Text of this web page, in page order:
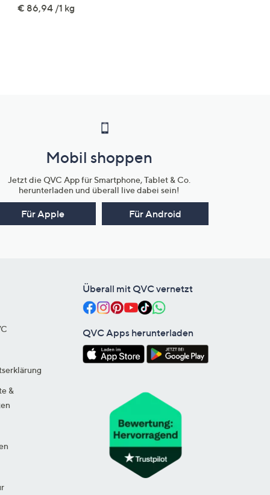
€ 86,94 /1 kg
Mobil shoppen
Jetzt die QVC App für Smartphone, Tablet & Co.
herunterladen und überall live dabei sein!
Für Apple Für Android
&
Überall mit QVC vernetzt
QVC Apps herunterladen